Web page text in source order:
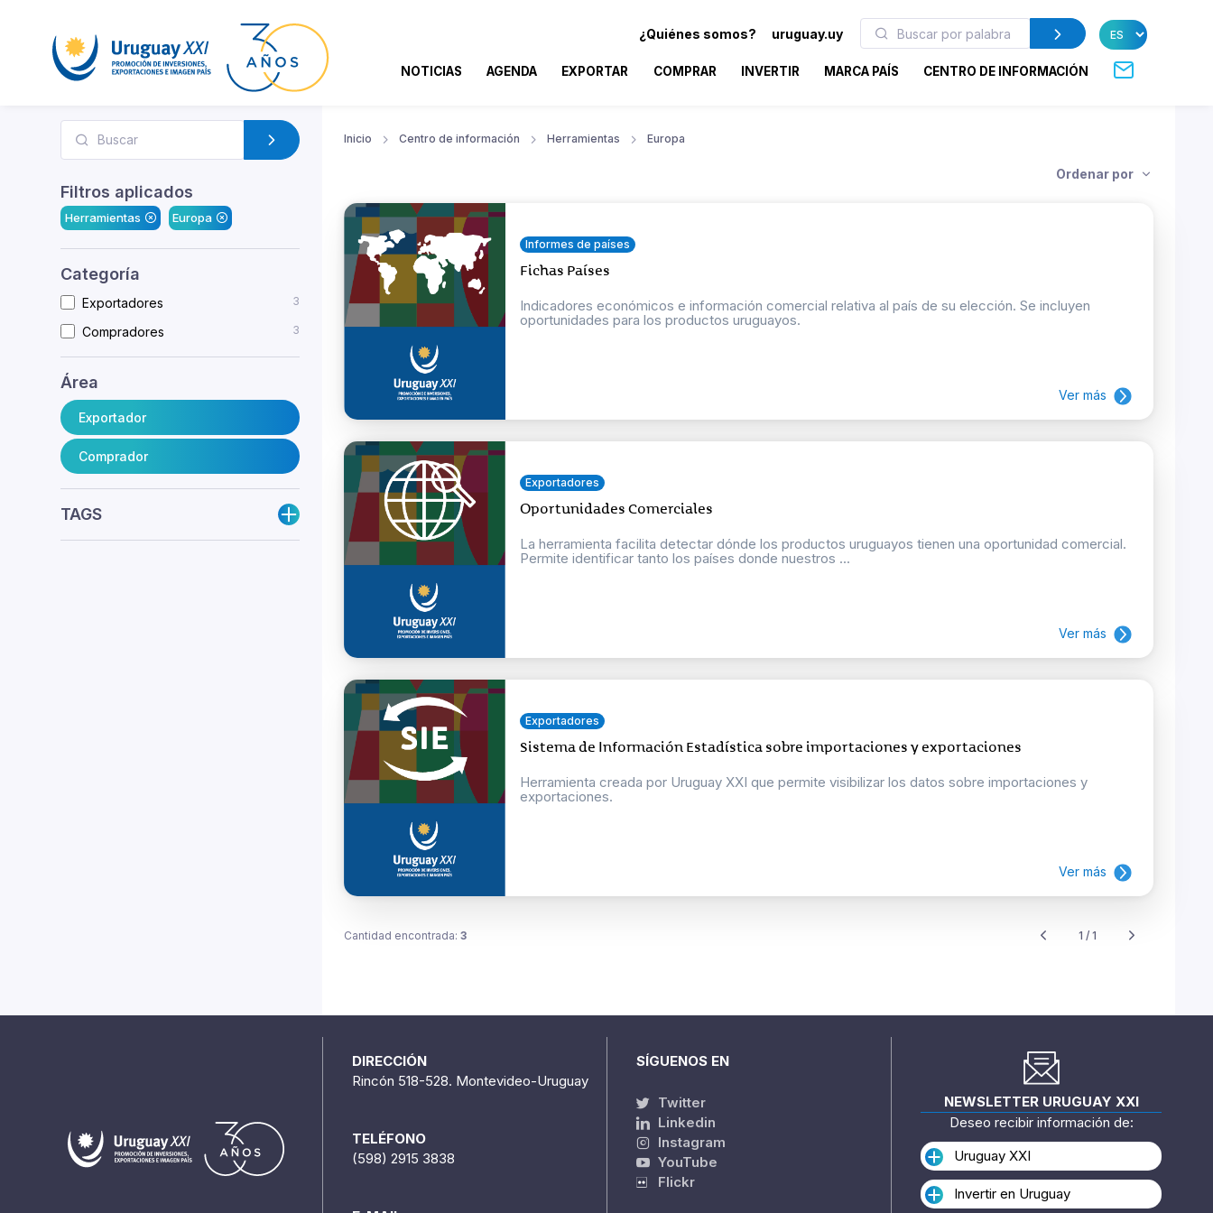
¿Quiénes somos? uruguay.uy
NOTICIAS AGENDA EXPORTAR COMPRAR INVERTIR MARCA PAÍS CENTRO DE INFORMACIÓN
Filtros aplicados
Herramientas Europa
Categoría
Exportadores 3
Compradores 3
Área
Exportador
Comprador
TAGS
Inicio Centro de información Herramientas Europa
Ordenar por
Informes de países
Fichas Países
Indicadores económicos e información comercial relativa al país de su elección. Se incluyen
oportunidades para los productos uruguayos.
Ver más
Exportadores
Oportunidades Comerciales
La herramienta facilita detectar dónde los productos uruguayos tienen una oportunidad comercial.
Permite identificar tanto los países donde nuestros ...
Ver más
Exportadores
Sistema de Información Estadística sobre importaciones y exportaciones
Herramienta creada por Uruguay XXI que permite visibilizar los datos sobre importaciones y
exportaciones.
Ver más
Cantidad encontrada: 3 1 / 1
DIRECCIÓN
Rincón 518-528. Montevideo-Uruguay
TELÉFONO
(598) 2915 3838
SÍGUENOS EN
Twitter
Linkedin
Instagram
YouTube
Flickr
NEWSLETTER URUGUAY XXI
Deseo recibir información de:
Uruguay XXI
Invertir en Uruguay